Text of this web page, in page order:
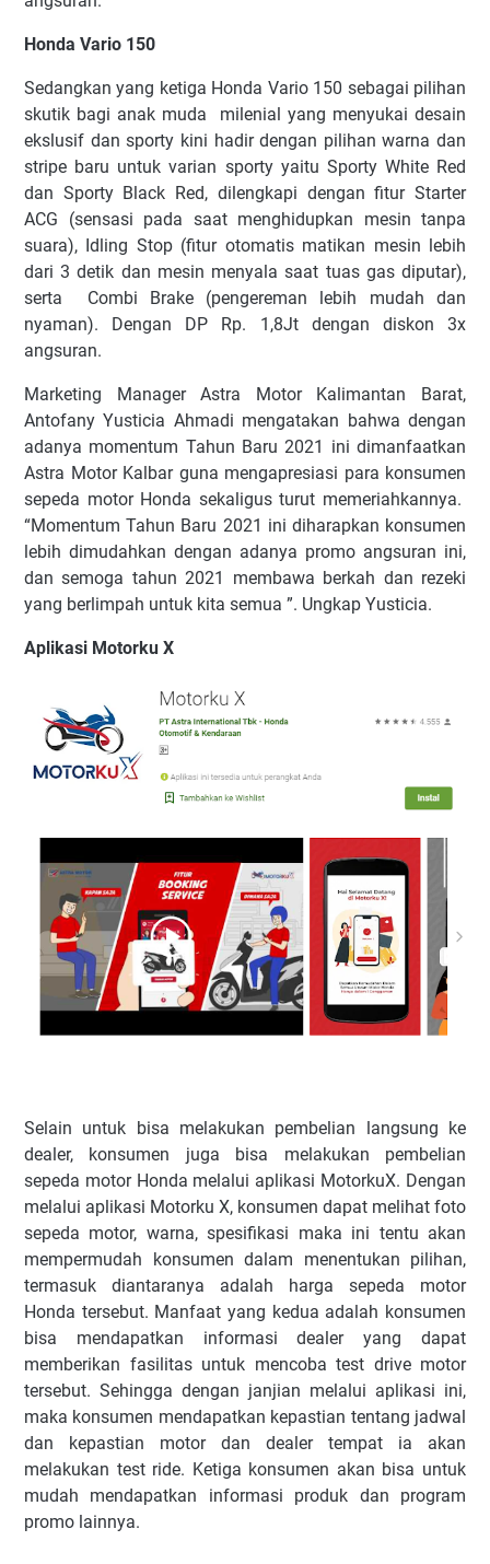
Honda Vario 150
Sedangkan yang ketiga Honda Vario 150 sebagai pilihan
skutik bagi anak muda milenial yang menyukai desain
ekslusif dan sporty kini hadir dengan pilihan warna dan
stripe baru untuk varian sporty yaitu Sporty White Red
dan Sporty Black Red, dilengkapi dengan fitur Starter
ACG (sensasi pada saat menghidupkan mesin tanpa
suara), Idling Stop (fitur otomatis matikan mesin lebih
dari 3 detik dan mesin menyala saat tuas gas diputar),
serta Combi Brake (pengereman lebih mudah dan
nyaman). Dengan DP Rp. 1,8Jt dengan diskon 3x
angsuran.
Marketing Manager Astra Motor Kalimantan Barat,
Antofany Yusticia Ahmadi mengatakan bahwa dengan
adanya momentum Tahun Baru 2021 ini dimanfaatkan
Astra Motor Kalbar guna mengapresiasi para konsumen
sepeda motor Honda sekaligus turut memeriahkannya.
“Momentum Tahun Baru 2021 ini diharapkan konsumen
lebih dimudahkan dengan adanya promo angsuran ini,
dan semoga tahun 2021 membawa berkah dan rezeki
yang berlimpah untuk kita semua ”. Ungkap Yusticia.
Aplikasi Motorku X
Selain untuk bisa melakukan pembelian langsung ke
dealer, konsumen juga bisa melakukan pembelian
sepeda motor Honda melalui aplikasi MotorkuX. Dengan
melalui aplikasi Motorku X, konsumen dapat melihat foto
sepeda motor, warna, spesifikasi maka ini tentu akan
mempermudah konsumen dalam menentukan pilihan,
termasuk diantaranya adalah harga sepeda motor
Honda tersebut. Manfaat yang kedua adalah konsumen
bisa mendapatkan informasi dealer yang dapat
memberikan fasilitas untuk mencoba test drive motor
tersebut. Sehingga dengan janjian melalui aplikasi ini,
maka konsumen mendapatkan kepastian tentang jadwal
dan kepastian motor dan dealer tempat ia akan
melakukan test ride. Ketiga konsumen akan bisa untuk
mudah mendapatkan informasi produk dan program
promo lainnya.